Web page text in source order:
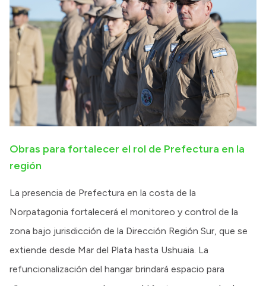
Obras para fortalecer el rol de Prefectura en la
región
La presencia de Prefectura en la costa de la
Norpatagonia fortalecerá el monitoreo y control de la
zona bajo jurisdicción de la Dirección Región Sur, que se
extiende desde Mar del Plata hasta Ushuaia. La
refuncionalización del hangar brindará espacio para